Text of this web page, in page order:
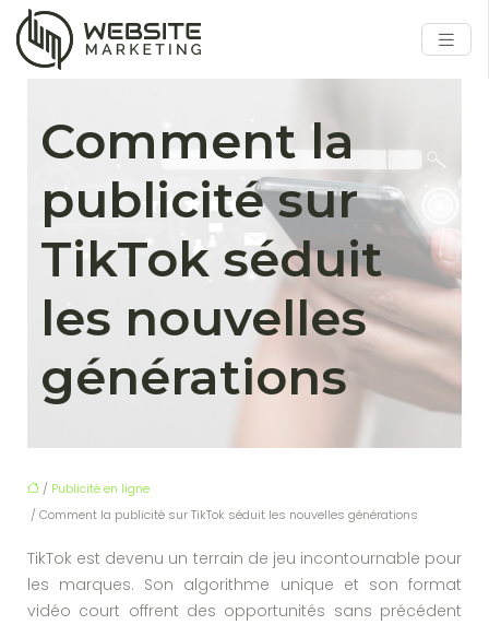
Comment la
publicité sur
TikTok séduit
les nouvelles
générations
/ Publicité en ligne
/ Comment la publicité sur TikTok séduit les nouvelles générations
TikTok est devenu un terrain de jeu incontournable pour
les marques. Son algorithme unique et son format
vidéo court offrent des opportunités sans précédent